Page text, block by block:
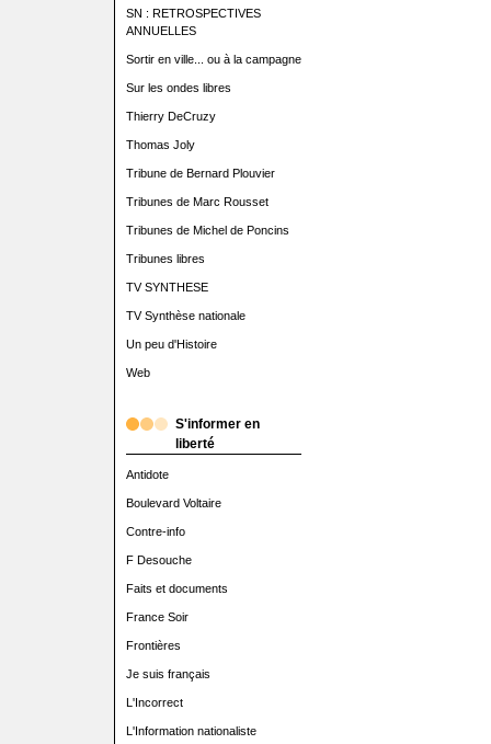
SN : RETROSPECTIVES
ANNUELLES
Sortir en ville... ou à la campagne
Sur les ondes libres
Thierry DeCruzy
Thomas Joly
Tribune de Bernard Plouvier
Tribunes de Marc Rousset
Tribunes de Michel de Poncins
Tribunes libres
TV SYNTHESE
TV Synthèse nationale
Un peu d'Histoire
Web
S'informer en
liberté
Antidote
Boulevard Voltaire
Contre-info
F Desouche
Faits et documents
France Soir
Frontières
Je suis français
L'Incorrect
L'Information nationaliste